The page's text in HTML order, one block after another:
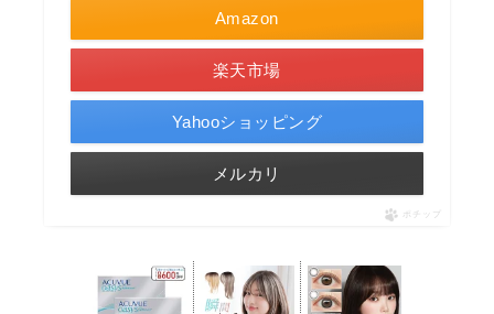
Amazon
楽天市場
Yahooショッピング
メルカリ
ポチップ